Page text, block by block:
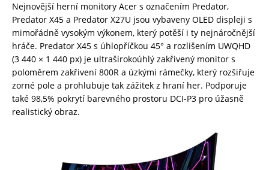
Nejnovější herní monitory Acer s označením Predator,
Predator X45 a Predator X27U jsou vybaveny OLED displeji s
mimořádně vysokým výkonem, který potěší i ty nejnáročnější
hráče. Predator X45 s úhlopříčkou 45° a rozlišením UWQHD
(3 440 × 1 440 px) je ultraširokoúhlý zakřivený monitor s
poloměrem zakřivení 800R a úzkými rámečky, který rozšiřuje
zorné pole a prohlubuje tak zážitek z hraní her. Podporuje
také 98,5% pokrytí barevného prostoru DCI-P3 pro úžasně
realistický obraz.